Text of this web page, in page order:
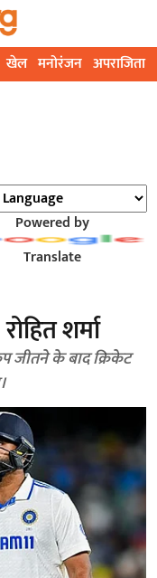
खेल मनोरंजन अपराजिता
Powered by
Translate
शर्मा
जीतने के बाद क्रिकेट